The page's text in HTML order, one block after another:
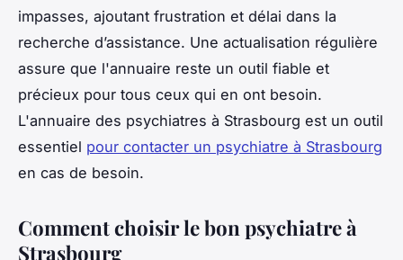
impasses, ajoutant frustration et délai dans la
recherche d’assistance. Une actualisation régulière
assure que l'annuaire reste un outil fiable et
précieux pour tous ceux qui en ont besoin.
L'annuaire des psychiatres à Strasbourg est un outil
essentiel pour contacter un psychiatre à Strasbourg
en cas de besoin.
Comment choisir le bon psychiatre à
Strasbourg